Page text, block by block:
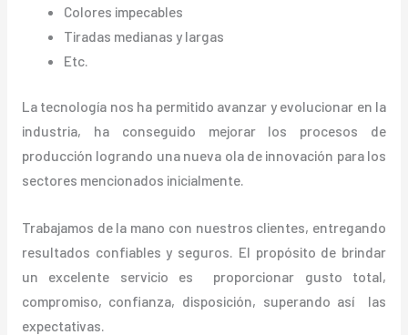
Colores impecables
Tiradas medianas y largas
Etc.
La tecnología nos ha permitido avanzar y evolucionar en la
industria, ha conseguido mejorar los procesos de
producción logrando una nueva ola de innovación para los
sectores mencionados inicialmente.
Trabajamos de la mano con nuestros clientes, entregando
resultados confiables y seguros. El propósito de brindar
un excelente servicio es proporcionar gusto total,
compromiso, confianza, disposición, superando así las
expectativas.